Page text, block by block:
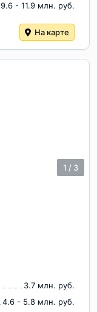
9.6 - 11.9 млн. руб.
На карте
1 / 3
3.7 млн. руб.
4.6 - 5.8 млн. руб.